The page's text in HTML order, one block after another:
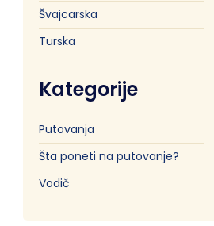
Švajcarska
Turska
Kategorije
Putovanja
Šta poneti na putovanje?
Vodič